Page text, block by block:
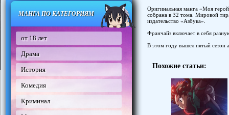
МАНГА ПО КАТЕГОРИЯМ
от 18 лет
Драма
История
Комедия
Криминал
Оригинальная манга «Моя
собрана в 32 тома. Мировой
издательство «Азбука».
Франчайз включает в себя
В этом году вышел пятый сезон
Похожие статьи: